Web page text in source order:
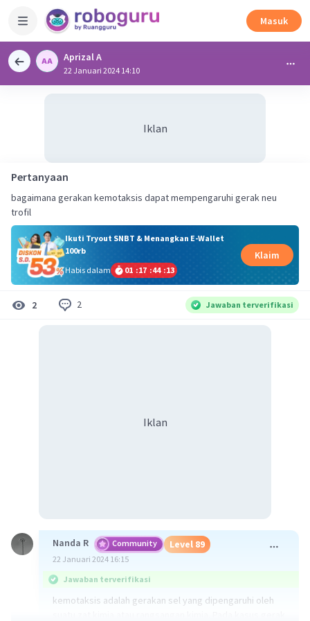
Masuk
Aprizal A
22 Januari 2024 14:10
Iklan
Pertanyaan
bagaimana gerakan kemotaksis dapat mempengaruhi gerak neu
trofil
Ikuti Tryout SNBT & Menangkan E-Wallet
100rb
Habis dalam
01 :17 :44 :13
Klaim
2 2 Jawaban terverifikasi
Iklan
Nanda R Community Level 89
22 Januari 2024 16:15
Jawaban terverifikasi
kemotaksis adalah gerakan sel yang dipengaruhi oleh